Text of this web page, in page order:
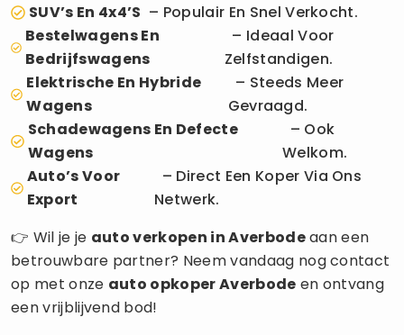
SUV’s En 4x4’s – Populair En Snel Verkocht.
Bestelwagens En
Bedrijfswagens
– Ideaal Voor
Zelfstandigen.
Elektrische En Hybride
Wagens
– Steeds Meer
Gevraagd.
Schadewagens En Defecte
Wagens
– Ook
Welkom.
Auto’s Voor
Export
– Direct Een Koper Via Ons
Netwerk.
👉 Wil je je auto verkopen in Averbodeaan een
betrouwbare partner? Neem vandaag nog contact
op met onze auto opkoperAverbode en ontvang
een vrijblijvend bod!